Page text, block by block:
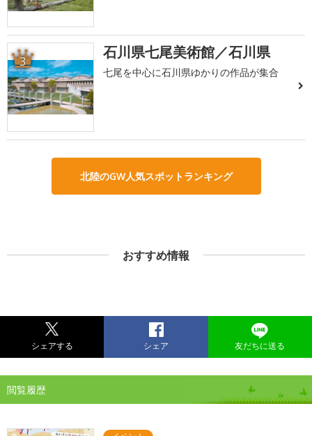
3 石川県七尾美術館／石川県
七尾を中心に石川県ゆかりの作品が集合
北陸のGW人気スポットランキング
おすすめ情報
シェアする シェア 友だちに送る
閲覧履歴